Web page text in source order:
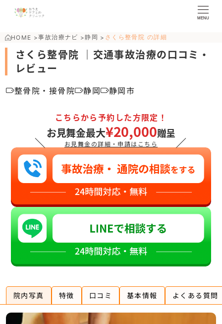
MENU
HOME >事故治療ナビ >静岡 > さくら整骨院 の詳細
さくら整骨院 ｜交通事故治療の口コミ・
レビュー
整骨院・接骨院 静岡 静岡市
＼
こちらから予約した方限定！
お見舞金最大¥20,000贈呈
お見舞金の詳細・申請はこちら ／
院内写真 特徴 口コミ 基本情報 よくある質問